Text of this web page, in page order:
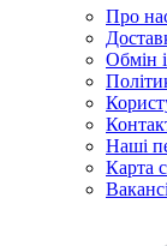
Про
Обмін
Наші
Карта